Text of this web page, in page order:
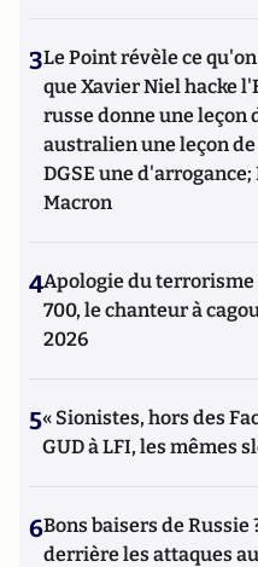
3Le Point révèle ce
que Xavier Niel hacke
russe donne une leçon
australien une leçon
DGSE une
Macron
4Apologie du
700, le chanteur à
2026
5« Sionistes, hors des
GUD à LFI, les mêmes
6Bons baisers de Russie
derrière les attaques